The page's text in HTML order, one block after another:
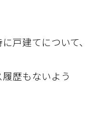
戸建てについて、
歴もないよう